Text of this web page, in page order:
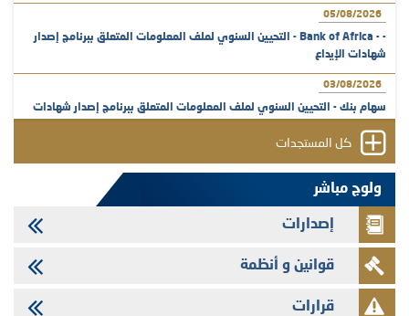
05/08/2026
- - Bank of Africa - التحيين السنوي لملف المعلومات المتعلق ببرنامج إصدار
شهادات الإيداع
03/08/2026
سهام بنك - التحيين السنوي لملف المعلومات المتعلق ببرنامج إصدار شهادات
31/07/2026
VEOLIA ENVIRONNEMENT - تؤشر الهيئة المغربية لسوق الرساميل على
المنشور النهائي المتعلق بالزيادة في الرأسمال المخصصة لأجراء المجموعة
29/07/2026
وفابايل - التحيين السنوي لملف المعلومات المتعلق ببرنامج إصدار سندات
شركات التمويل
29/07/2026
كل المستجدات
ولوج مباشر
إصدارات
قوانين و أنظمة
قرارات